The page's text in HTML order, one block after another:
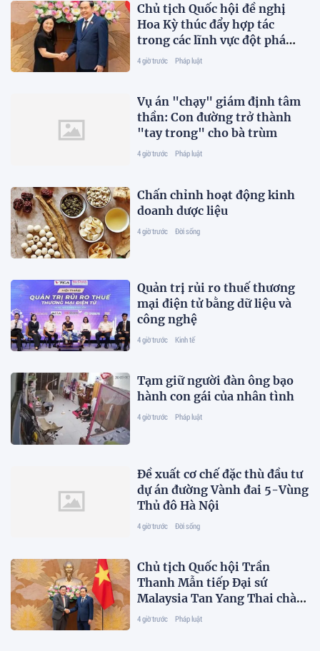
Chủ tịch Quốc hội đề nghị
Hoa Kỳ thúc đẩy hợp tác
trong các lĩnh vực đột phá
mới
4 giờ trước Pháp luật
Vụ án "chạy" giám định tâm
thần: Con đường trở thành
"tay trong" cho bà trùm
4 giờ trước Pháp luật
Chấn chỉnh hoạt động kinh
doanh dược liệu
4 giờ trước Đời sống
Quản trị rủi ro thuế thương
mại điện tử bằng dữ liệu và
công nghệ
4 giờ trước Kinh tế
Tạm giữ người đàn ông bạo
hành con gái của nhân tình
4 giờ trước Pháp luật
Đề xuất cơ chế đặc thù đầu tư
dự án đường Vành đai 5-Vùng
Thủ đô Hà Nội
4 giờ trước Đời sống
Chủ tịch Quốc hội Trần
Thanh Mẫn tiếp Đại sứ
Malaysia Tan Yang Thai chào
từ biệt
4 giờ trước Pháp luật